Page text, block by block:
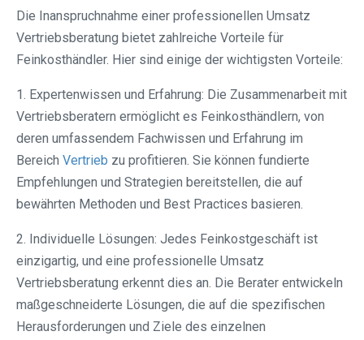
Die Inanspruchnahme einer professionellen Umsatz
Vertriebsberatung bietet zahlreiche Vorteile für
Feinkosthändler. Hier sind einige der wichtigsten Vorteile:
1. Expertenwissen und Erfahrung: Die Zusammenarbeit mit
Vertriebsberatern ermöglicht es Feinkosthändlern, von
deren umfassendem Fachwissen und Erfahrung im
Bereich Vertrieb zu profitieren. Sie können fundierte
Empfehlungen und Strategien bereitstellen, die auf
bewährten Methoden und Best Practices basieren.
2. Individuelle Lösungen: Jedes Feinkostgeschäft ist
einzigartig, und eine professionelle Umsatz
Vertriebsberatung erkennt dies an. Die Berater entwickeln
maßgeschneiderte Lösungen, die auf die spezifischen
Herausforderungen und Ziele des einzelnen